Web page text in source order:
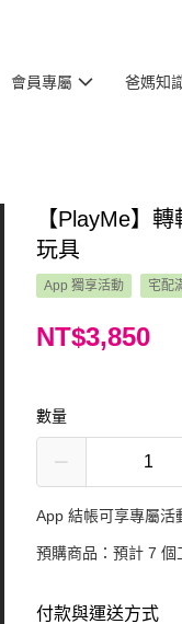
會員專屬 爸媽知
【PlayMe】
玩具
App 獨享活動 宅配
NT$3,850
數量
App 結帳可享專屬活
預購商品：預計 7 個
付款與運送方式